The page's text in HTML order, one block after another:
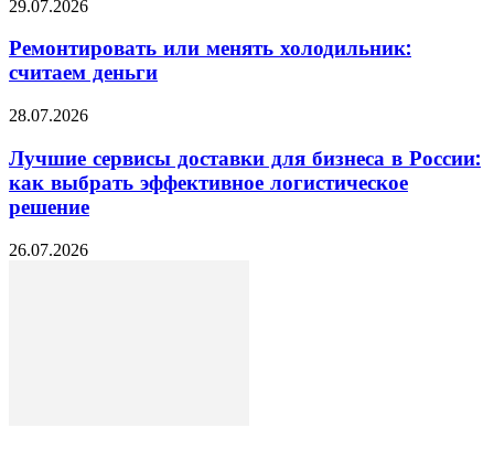
29.07.2026
Ремонтировать или менять холодильник:
считаем деньги
28.07.2026
Лучшие сервисы доставки для бизнеса в России:
как выбрать эффективное логистическое
решение
26.07.2026